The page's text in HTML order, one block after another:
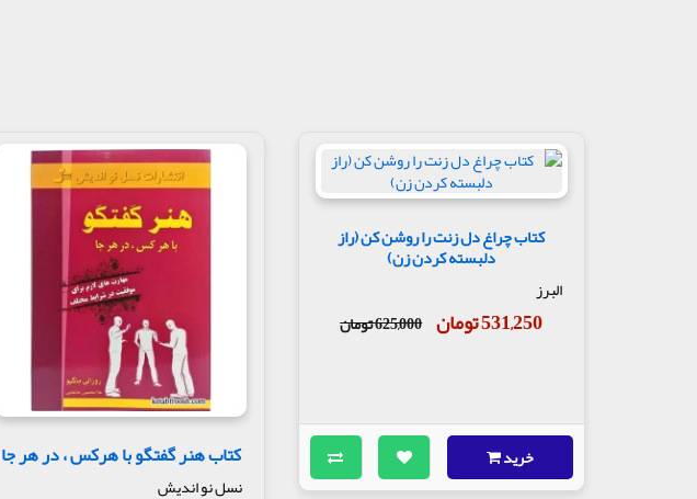
کتاب چراغ دل زنت را روشن کن (راز
دلبسته کردن زن)
البرز
531,250 تومان 625,000 تومان
خرید کتاب هنر گفتگو با هرکس ، در هر جا
نسل نو اندیش